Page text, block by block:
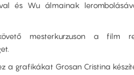
és Wu álmainak
mesterkurzuson a film
a grafikákat Grosan Cristina